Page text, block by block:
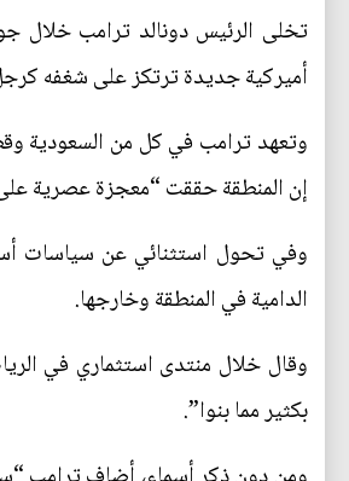
تخلى الرئيس دونالد ترامب خلال
أميركية جديدة ترتكز على شغفه
وتعهد ترامب في كل من السعودية
إن المنطقة حققت “معجزة عصرية على
وفي تحول استثنائي عن سياسات
الدامية في المنطقة وخارجها.
وقال خلال منتدى استثماري في
بكثير مما بنوا”.